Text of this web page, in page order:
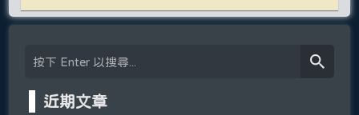
近期文章